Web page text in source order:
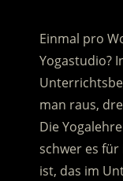
Einmal pro
Yogastudio?
man raus,
Die
schwer es
ist, das im